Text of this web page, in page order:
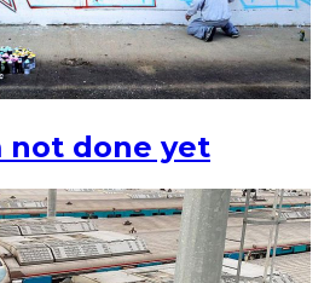
not done yet